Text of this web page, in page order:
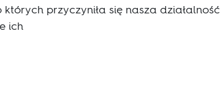
przyczyniła się nasza działalność
ich